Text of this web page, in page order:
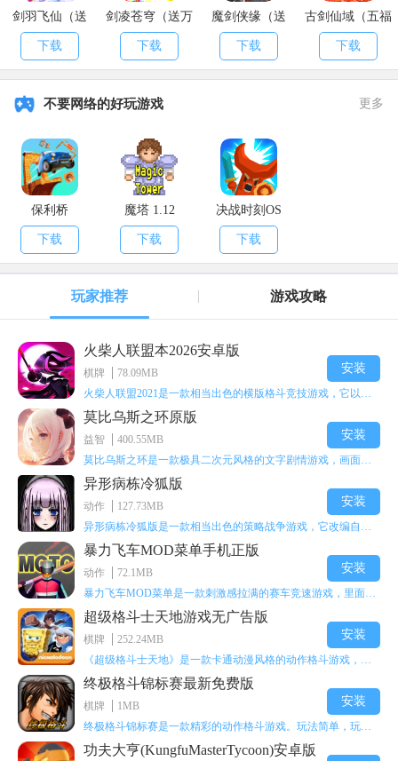
剑羽飞仙（送
10000真充）
下载
剑凌苍穹（送万
元真充）
下载
魔剑侠缘（送
2021充值）
下载
古剑仙域（五福
送真充）
下载
不要网络的好玩游戏 更多
保利桥
下载
魔塔 1.12
下载
决战时刻OS
下载
玩家推荐 游戏攻略
火柴人联盟本2026安卓版
棋牌
78.09MB
安装
莫比乌斯之环原版
益智
400.55MB
安装
异形病栋冷狐版
动作
127.73MB
安装
暴力飞车MOD菜单手机正版
动作
72.1MB
安装
超级格斗士天地游戏无广告版
棋牌
252.24MB
安装
终极格斗锦标赛最新免费版
棋牌
1MB
安装
功夫大亨(KungfuMasterTycoon)安卓版